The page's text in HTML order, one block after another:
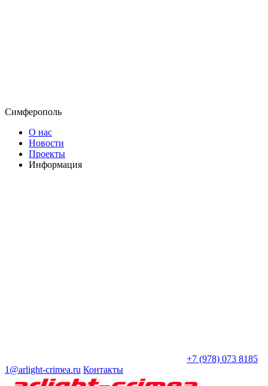
Симферополь
О нас
Новости
Проекты
Информация
+7 (978) 073 8185
1@arlight-crimea.ru Контакты